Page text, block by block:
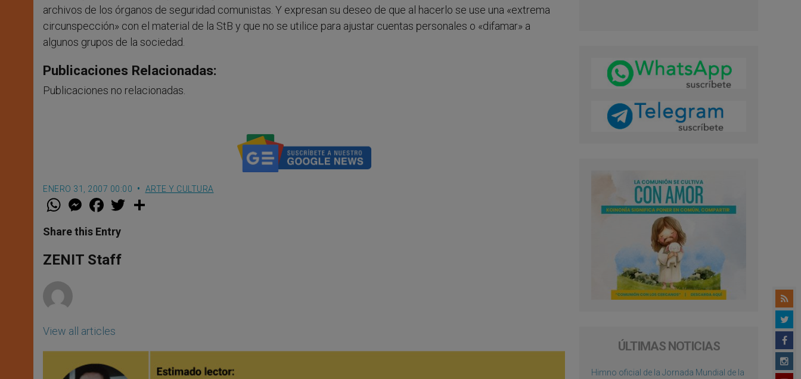
archivos de los órganos de seguridad comunistas. Y expresan su deseo de que al hacerlo se use una «extrema
circunspección» con el material de la StB y que no se utilice para ajustar cuentas personales o «difamar» a
algunos grupos de la sociedad.
Publicaciones Relacionadas:
Publicaciones no relacionadas.
ENERO 31, 2007 00:00 ARTE Y CULTURA
W
t
s
p
p
M
e
s
e
g
e
F
a
e
b
o
k
w
Share this Entry
ZENIT Staff
View all articles
ÚLTIMAS NOTICIAS
Himno oficial de la Jornada Mundial de la